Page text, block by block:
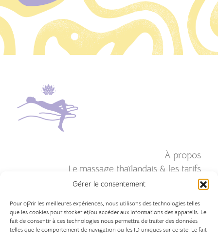
Gérer le consentement
Pour offrir les meilleures expériences, nous utilisons des technologies telles
que les cookies pour stocker et/ou accéder aux informations des appareils. Le
fait de consentir à ces technologies nous permettra de traiter des données
telles que le comportement de navigation ou les ID uniques sur ce site. Le fait
À propos
Le massage thaïlandais & les tarifs
Massage en entreprise & évènements
Galerie
Contact